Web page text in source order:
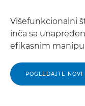
Višefunkcionalni
inča sa
efikasnim
POGLEDAJTE NOVI